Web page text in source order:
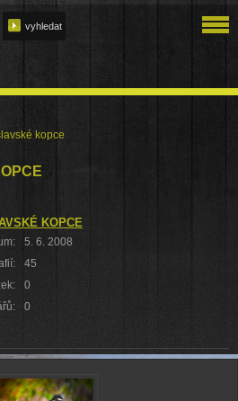
kopce
KOPCE
5. 6. 2008
45
0
0